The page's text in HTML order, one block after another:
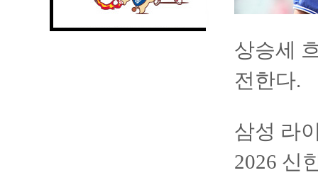
상승세
전한다.
삼성 라
2026 신